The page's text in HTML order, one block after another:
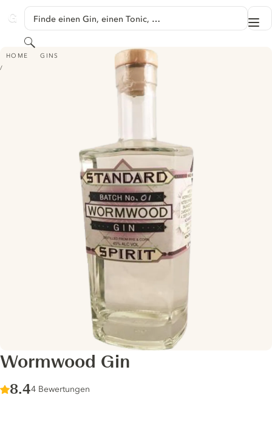
GINVENTORY
Finde einen Gin, einen Tonic, …
Suchen
HOME GINS
WORMWOOD GIN
Wormwood Gin
Score :
8.4/ 10
4 Bewertungen